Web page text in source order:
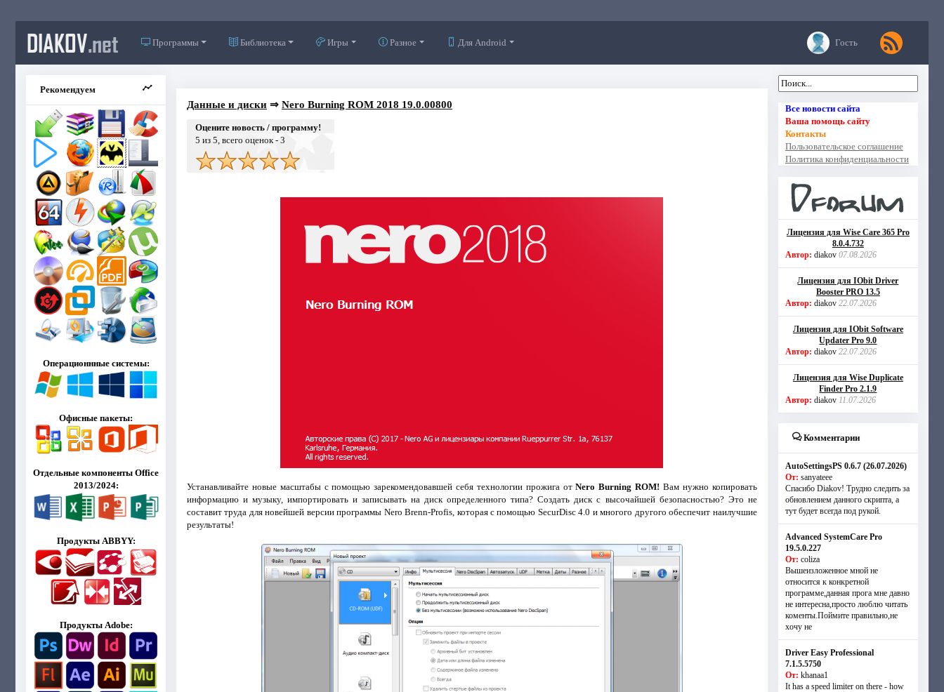
DIAKOV.net Программы Библиотека Игры Разное Для Android Гость
Рекомендуем
Операционнные системы:
Офисные пакеты:
Отдельные компоненты Office
2013/2024:
Продукты ABBYY:
Продукты Adobe:
Данные и диски⇒ Nero Burning ROM 2018 19.0.00800
Оцените новость / программу!
5 из 5, всего оценок - 3
Устанавливайте новые масштабы с помощью зарекомендовавшей себя технологии прожига отNero Burning ROM! Вам нужно копировать
информацию и музыку, импортировать и записывать на диск определенного типа? Создать диск с высочайшей безопасностью? Это не
составит труда для новейшей версии программы Nero Brenn-Profis, которая с помощью SecurDisc 4.0 и многого другого обеспечит наилучшие
результаты!
Все новости сайта
Ваша помощь сайту
Контакты
Пользовательское соглашение
Политика конфиденциальности
Лицензия для Wise Care 365 Pro
8.0.4.732
Автор: diakov 07.08.2026
Лицензия для IObit Driver
Booster PRO 13.5
Автор: diakov 22.07.2026
Лицензия для IObit Software
Updater Pro 9.0
Автор: diakov 22.07.2026
Лицензия для Wise Duplicate
Finder Pro 2.1.9
Автор: diakov 11.07.2026
Комментарии
AutoSettingsPS 0.6.7 (26.07.2026)
От: sanyateee
Спасибо Diakov! Трудно следить за
обновлением данного скрипта, а
тут будет всегда под рукой.
Advanced SystemCare Pro
19.5.0.227
От: coliza
Вышеизложенное мной не
относится к конкретной
программе,данная прога мне давно
не интересна,просто люблю читать
коменты.Поймите правильно,не
хочу не
Driver Easy Professional
7.1.5.5750
От: khanaa1
It has a speed limiter on there - how